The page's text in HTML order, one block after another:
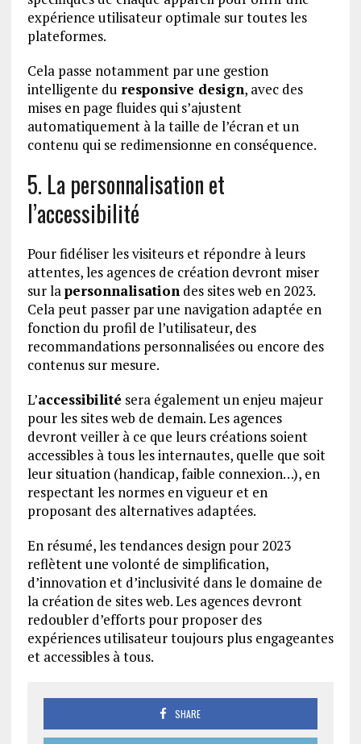
expérience utilisateur optimale sur toutes les
plateformes.
Cela passe notamment par une gestion
intelligente du responsive design, avec des
mises en page fluides qui s’ajustent
automatiquement à la taille de l’écran et un
contenu qui se redimensionne en conséquence.
5. La personnalisation et
l’accessibilité
Pour fidéliser les visiteurs et répondre à leurs
attentes, les agences de création devront miser
sur la personnalisation des sites web en 2023.
Cela peut passer par une navigation adaptée en
fonction du profil de l’utilisateur, des
recommandations personnalisées ou encore des
contenus sur mesure.
L’accessibilitésera également un enjeu majeur
pour les sites web de demain. Les agences
devront veiller à ce que leurs créations soient
accessibles à tous les internautes, quelle que soit
leur situation (handicap, faible connexion…), en
respectant les normes en vigueur et en
proposant des alternatives adaptées.
En résumé, les tendances design pour 2023
reflètent une volonté de simplification,
d’innovation et d’inclusivité dans le domaine de
la création de sites web. Les agences devront
redoubler d’efforts pour proposer des
expériences utilisateur toujours plus engageantes
et accessibles à tous.
SHARE